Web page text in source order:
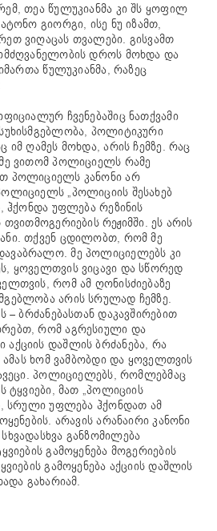
თეა წულუკიანმა კი შს ყოფილ
გიორგი, ისე ნუ იზამთ,
ვიღაცას თვალები. გისვამთ
დროს მოხდა და
წულუკიანმა, რაზეც
ჩვენებაშიც ნათქვამი
პოლიტიკური
იმ ღამეს მოხდა, არის ჩემზე. რაც
ვითომ პოლიციელს რამე
პოლიციელს კანონი არ
„პოლიციის შესახებ
ჰქონდა უფლება რეზინის
თვითმოგერიების რეჟიმში. ეს არის
თქვენ ცდილობთ, რომ მე
მე პოლიციელებს კი
ყოველთვის ვიცავი და სწორედ
რომ ამ ღონისძიებაზე
არის სრულად ჩემზე.
– ბრძანებასთან დაკავშირებით
რომ აგრესიული და
დაშლის ბრძანება, რა
ამას ხომ ვამბობდი და ყოველთვის
პოლიციელებს, რომლებმაც
ტყვიები, მათ „პოლიციის
სრული უფლება ჰქონდათ ამ
არავის არანაირი კანონი
განზომილება
გამოყენება მოგერიების
გამოყენება აქციის დაშლის
გახარიამ.